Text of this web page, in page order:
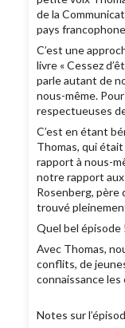
de la
pays
C’est une
livre « Cessez
parle autant de
nous-même.
respectueuses
C’est en étant
Thomas, qui
rapport à nous-
notre rapport
Rosenberg, père
trouvé
Quel bel épisode
Avec Thomas,
conflits, de
connaissance
Notes sur